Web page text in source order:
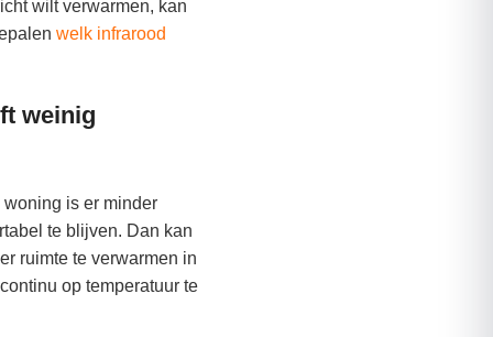
wilt verwarmen, kan
welk infrarood
weinig
is er minder
te blijven. Dan kan
ruimte te verwarmen in
op temperatuur te